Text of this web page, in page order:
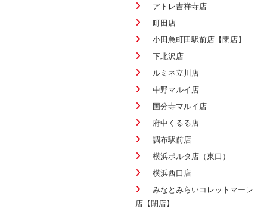
アトレ吉祥寺店
町田店
小田急町田駅前店【閉店】
下北沢店
ルミネ立川店
中野マルイ店
国分寺マルイ店
府中くるる店
調布駅前店
横浜ポルタ店（東口）
横浜西口店
みなとみらいコレットマーレ
店【閉店】